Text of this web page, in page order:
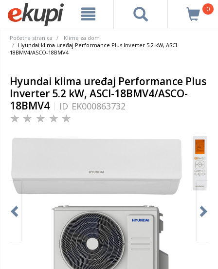
0
Početna stranica
Klime za dom
Hyundai klima uređaj Performance Plus Inverter 5.2 kW, ASCI-
18BMV4/ASCO-18BMV4
Hyundai klima uređaj Performance Plus
Inverter 5.2 kW, ASCI-18BMV4/ASCO-
18BMV4
ID EK000863732